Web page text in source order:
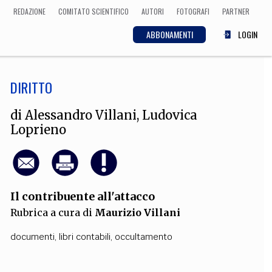
REDAZIONE COMITATO SCIENTIFICO AUTORI FOTOGRAFI PARTNER
ABBONAMENTI LOGIN
ECONOMIA
Matematica, Fisica,
Biologia, Cifrematica,
CULTURA
Musica,
DIRITTO
di Alessandro Villani, Ludovica
Loprieno
Il contribuente all'attacco
Rubrica a cura di Maurizio Villani
documenti, libri contabili, occultamento